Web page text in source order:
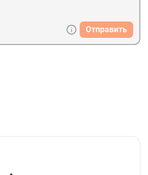
Отправить